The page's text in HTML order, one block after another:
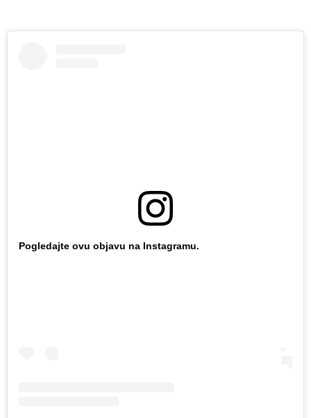
Pogledajte ovu objavu na Instagramu.